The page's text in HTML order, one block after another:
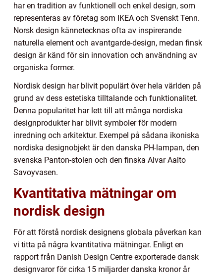
har en tradition av funktionell och enkel design, som
representeras av företag som IKEA och Svenskt Tenn.
Norsk design kännetecknas ofta av inspirerande
naturella element och avantgarde-design, medan finsk
design är känd för sin innovation och användning av
organiska former.
Nordisk design har blivit populärt över hela världen på
grund av dess estetiska tilltalande och funktionalitet.
Denna popularitet har lett till att många nordiska
designprodukter har blivit symboler för modern
inredning och arkitektur. Exempel på sådana ikoniska
nordiska designobjekt är den danska PH-lampan, den
svenska Panton-stolen och den finska Alvar Aalto
Savoyvasen.
Kvantitativa mätningar om
nordisk design
För att förstå nordisk designens globala påverkan kan
vi titta på några kvantitativa mätningar. Enligt en
rapport från Danish Design Centre exporterade dansk
designvaror för cirka 15 miljarder danska kronor år